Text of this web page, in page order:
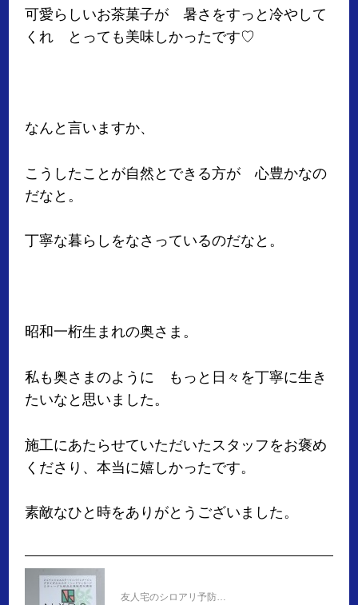
可愛らしいお茶菓子が 暑さをすっと冷やして
くれ とっても美味しかったです♡
なんと言いますか、
こうしたことが自然とできる方が 心豊かなの
だなと。
丁寧な暮らしをなさっているのだなと。
昭和一桁生まれの奥さま。
私も奥さまのように もっと日々を丁寧に生き
たいなと思いました。
施工にあたらせていただいたスタッフをお褒め
くださり、本当に嬉しかったです。
素敵なひと時をありがとうございました。
友人宅のシロアリ予防…